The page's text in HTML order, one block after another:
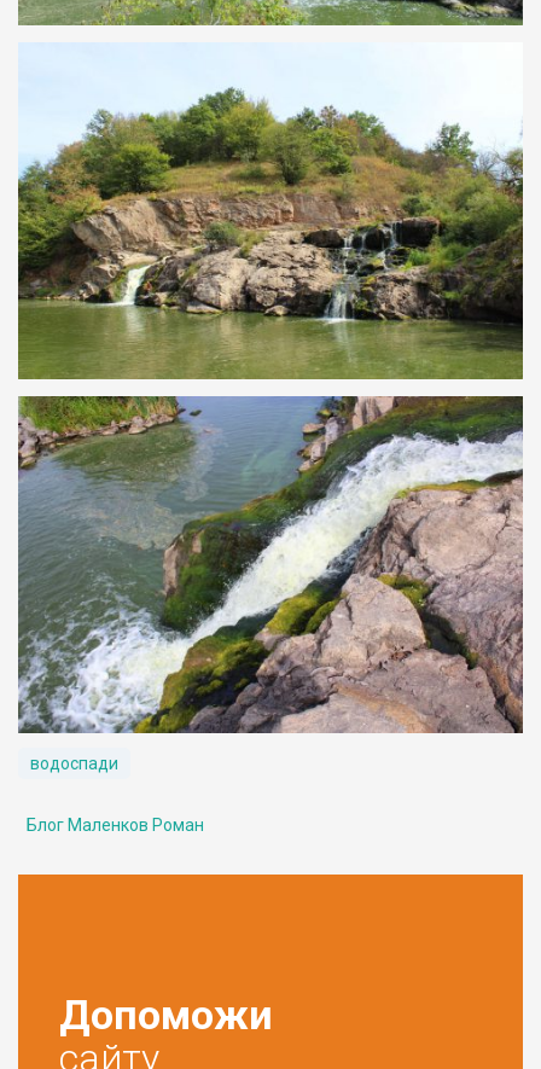
водоспади
Блог Маленков Роман
Допоможи
сайту